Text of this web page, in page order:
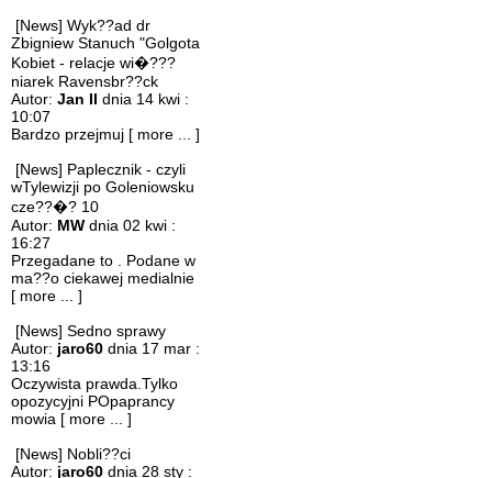
[News] Wyk??ad dr
Zbigniew Stanuch "Golgota
Kobiet - relacje wi�???
niarek Ravensbr??ck
Autor: Jan II dnia 14 kwi :
10:07
Bardzo przejmuj [ more ... ]
[News] Paplecznik - czyli
wTylewizji po Goleniowsku
cze??�? 10
Autor: MW dnia 02 kwi :
16:27
Przegadane to . Podane w
ma??o ciekawej medialnie
[ more ... ]
[News] Sedno sprawy
Autor: jaro60 dnia 17 mar :
13:16
Oczywista prawda.Tylko
opozycyjni POpaprancy
mowia [ more ... ]
[News] Nobli??ci
Autor: jaro60 dnia 28 sty :